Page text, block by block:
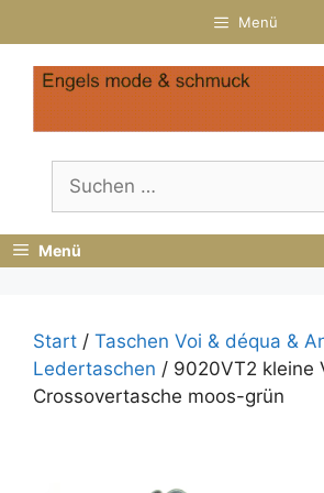
Inhalt
springen
Menü
nach:
Menü
Start / Taschen Voi & déqua &
Ledertaschen / 9020VT2 kleine
Crossovertasche moos-grün